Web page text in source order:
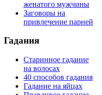
женатого мужчины
Заговоры на
привлечение парней
Гадания
Старинное гадание
на волосах
40 способов гадания
Гадание на яйцах